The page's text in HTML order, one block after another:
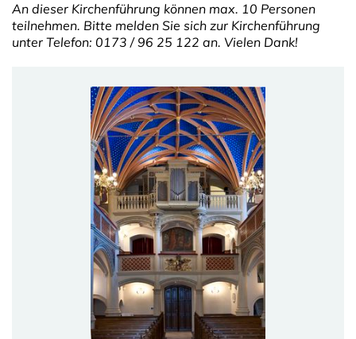
An dieser Kirchenführung können max. 10 Personen
teilnehmen. Bitte melden Sie sich zur Kirchenführung
unter Telefon: 0173 / 96 25 122 an. Vielen Dank!